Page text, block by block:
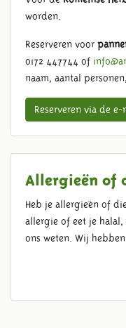
worden.
Reserveren voor
0172 447744 of
naam, aantal
Reserveren via de e-
Allergieën of
Heb je allergieën of
allergie of eet je halal,
ons weten. Wij